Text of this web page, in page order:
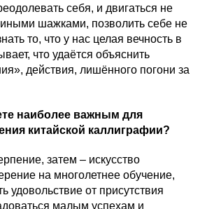
себя, и двигаться не
шажками, позволить себе не
то, что у нас целая вечность в
что удаётся объяснить
действия, лишённого погони за
наиболее важным для
китайской каллиграфии?
затем – искусство
на многолетнее обучение,
удовольствие от присутствия
малым успехам и